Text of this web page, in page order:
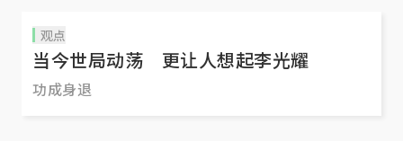
观点
当今世局动荡 更让人想起李光耀
功成身退